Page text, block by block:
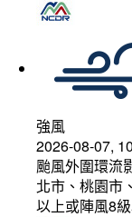
強風
2026-08-07,
颱風外圍環流
北市、桃園市
以上或陣風8